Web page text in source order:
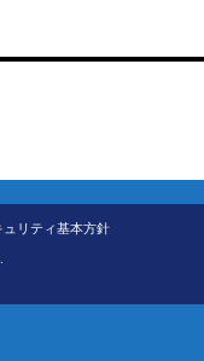
ュリティ基本方針